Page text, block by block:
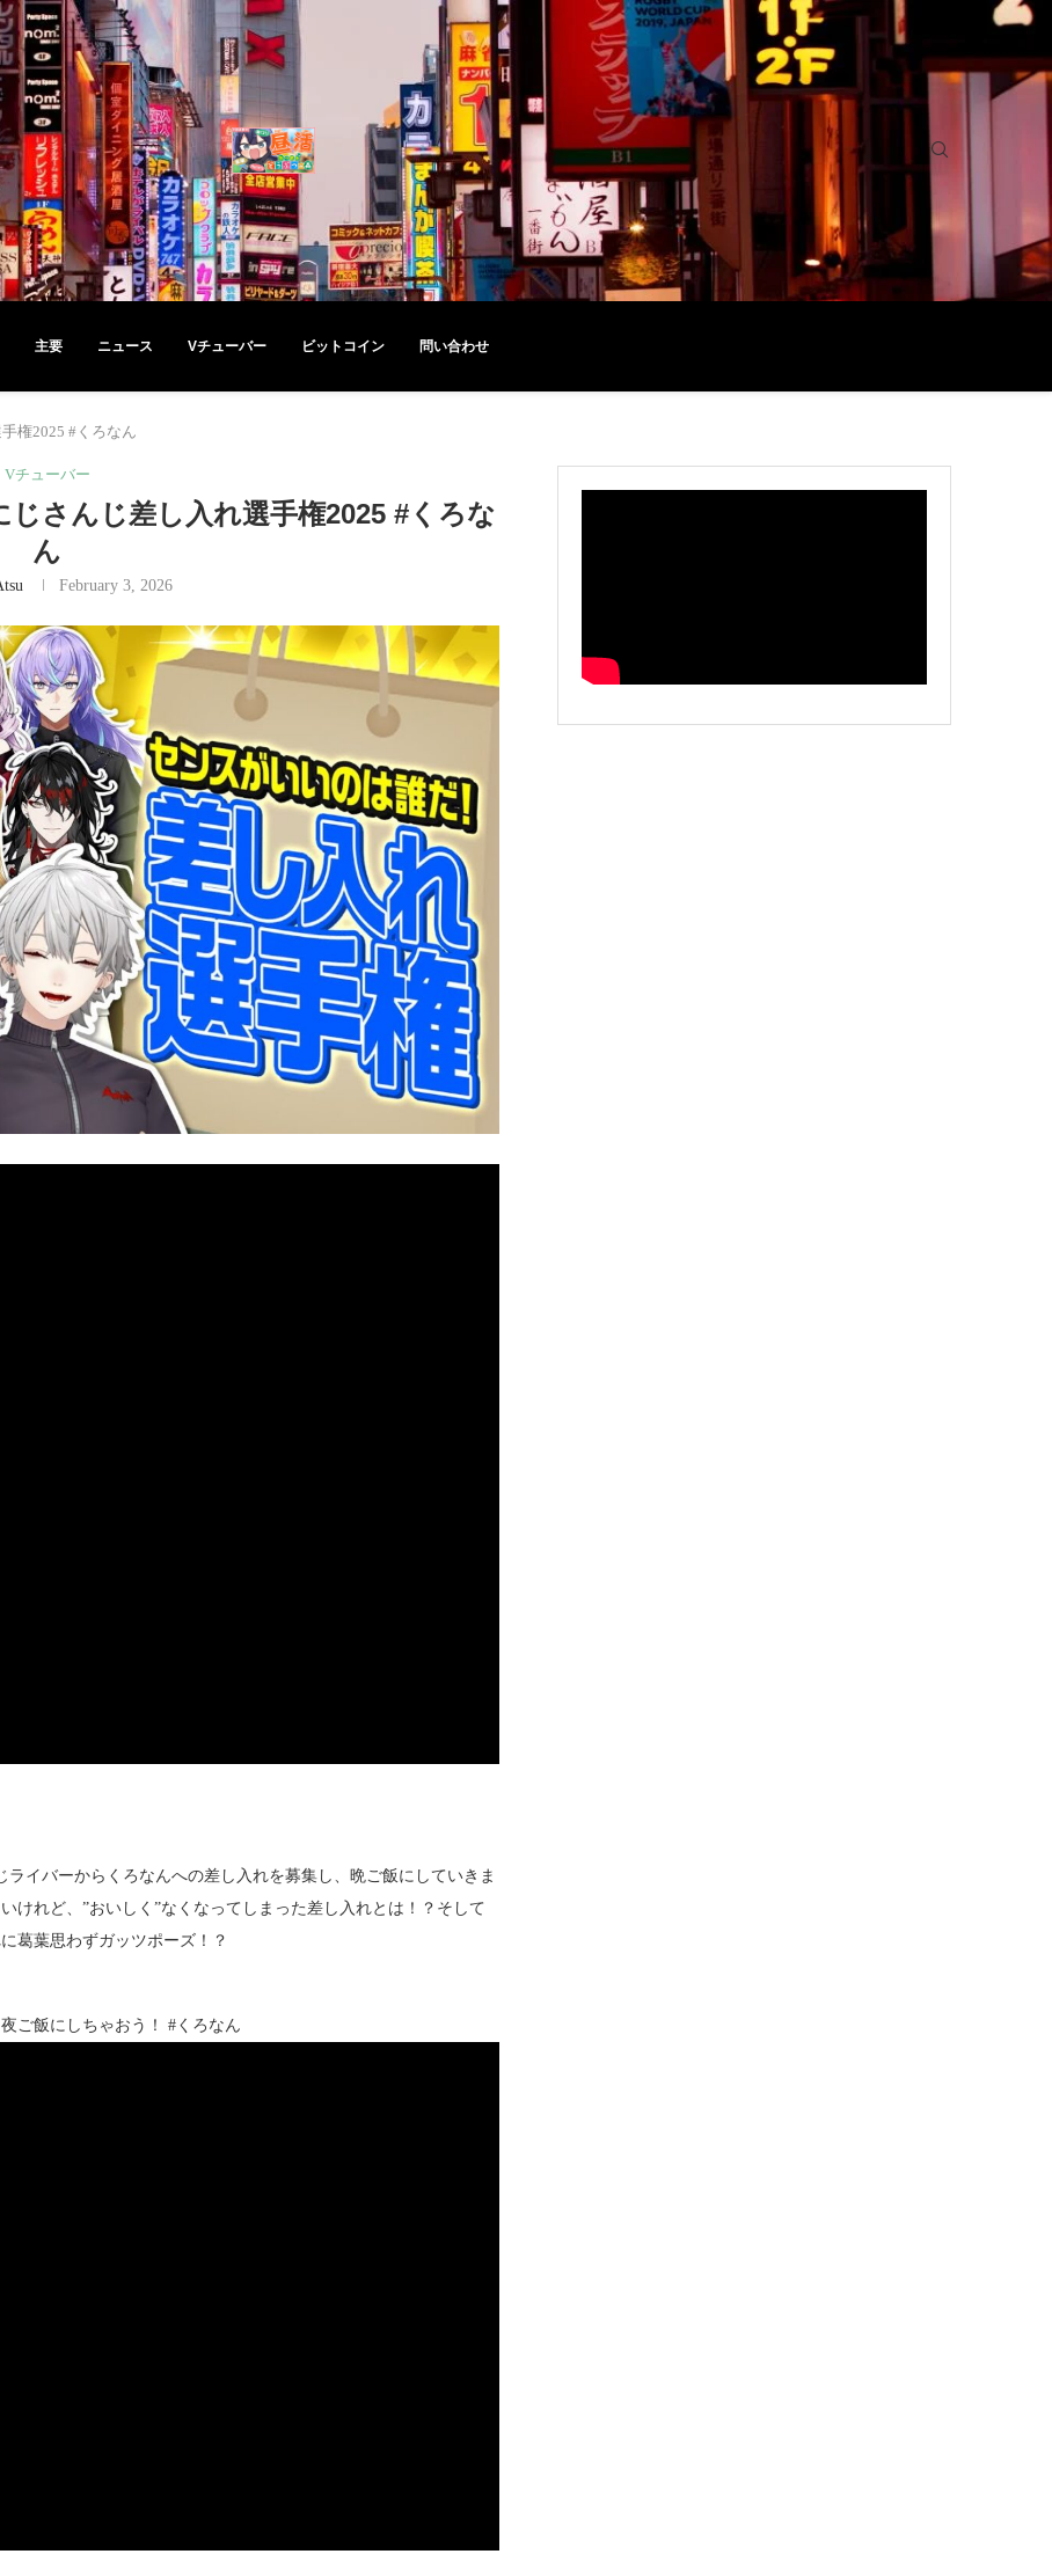
主要 ニュース Vチューバー ビットコイン 問い合わせ
権2025 #くろなん
Vチューバー
さんじ差し入れ選手権2025 #くろな
ん
February 3, 2026
イバーからくろなんへの差し入れを募集し、晩ご飯にしていきま
けれど、”おいしく”なくなってしまった差し入れとは！？そして
葛葉思わずガッツポーズ！？
ご飯にしちゃおう！ #くろなん